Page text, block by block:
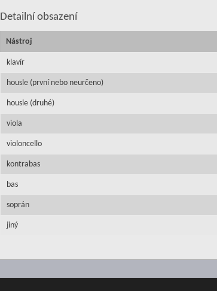
Detailní obsazení
Nástroj
klavír
housle (první nebo neurčeno)
housle (druhé)
viola
violoncello
kontrabas
bas
soprán
jiný